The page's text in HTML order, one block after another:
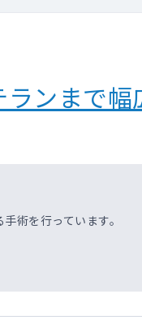
ンまで
術を行っています。